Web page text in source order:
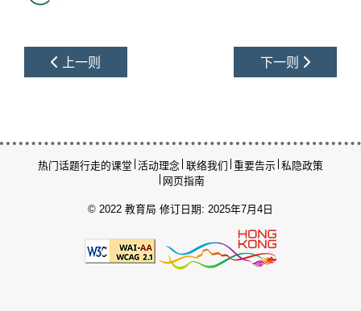
上一则 下一则
热门话题行走的课堂 活动理念 联络我们 重要告示 私隐政策
网页指南
© 2022 教育局 修订日期: 2025年7月4日